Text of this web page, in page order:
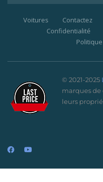
Voitures Contactez
Confidentialité
© 2021-2025
marques de
leurs